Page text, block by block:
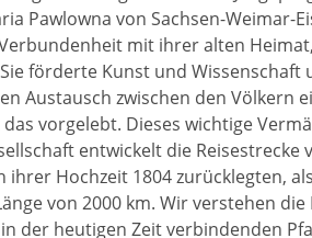
Pawlowna von Sachsen-Weimar-
mit ihrer alten
förderte Kunst und
Austausch zwischen den Völkern
vorgelebt. Dieses wichtige
entwickelt die
ihrer Hochzeit 1804 zurücklegten,
von 2000 km. Wir verstehen
der heutigen Zeit verbindenden